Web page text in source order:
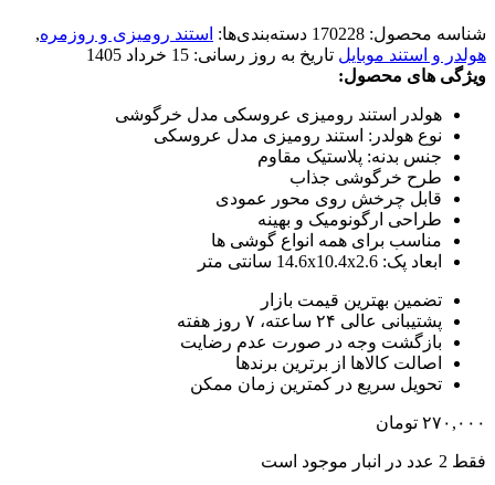
شناسه محصول: 170228 دسته‌بندی‌ها: استند رومیزی و روزمره,
هولدر و استند موبایل تاریخ به روز رسانی: 15 خرداد 1405
ویژگی های محصول:
هولدر استند رومیزی عروسکی مدل خرگوشی
نوع هولدر: استند رومیزی مدل عروسکی
جنس بدنه: پلاستیک مقاوم
طرح خرگوشی جذاب
قابل چرخش روی محور عمودی
طراحی ارگونومیک و بهینه
مناسب برای همه انواع گوشی ها
ابعاد پک: 14.6x10.4x2.6 سانتی متر
تضمین بهترین قیمت بازار
پشتیبانی عالی ۲۴ ساعته، ۷ روز هفته
بازگشت وجه در صورت عدم رضایت
اصالت کالاها از برترین برندها
تحویل سریع در کمترین زمان ممکن
۲۷۰,۰۰۰ تومان
فقط 2 عدد در انبار موجود است